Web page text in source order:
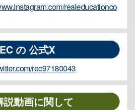
realeducationco
の 公式X
rec97180043
説動画に関して